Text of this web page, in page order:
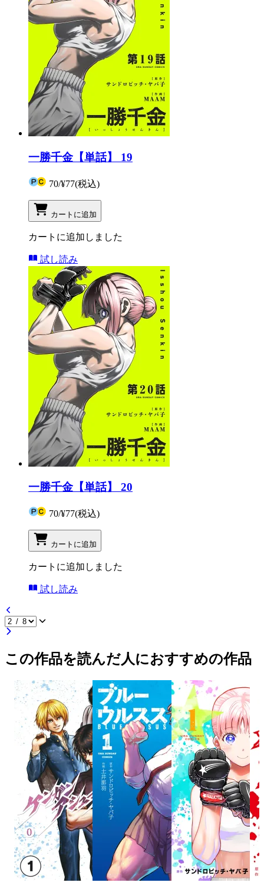
一勝千金【単話】 19
70/¥77(税込)
カートに追加
カートに追加しました
試し読み
一勝千金【単話】 20
70/¥77(税込)
カートに追加
カートに追加しました
試し読み
この作品を読んだ人におすすめの作品